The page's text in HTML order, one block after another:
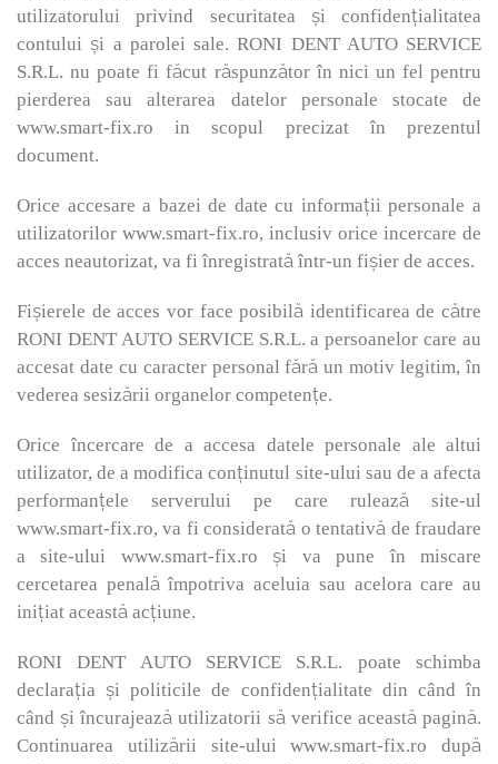
utilizatorului privind securitatea și confidențialitatea
contului și a parolei sale. RONI DENT AUTO SERVICE
S.R.L. nu poate fi făcut răspunzător în nici un fel pentru
pierderea sau alterarea datelor personale stocate de
www.smart-fix.ro in scopul precizat în prezentul
document.
Orice accesare a bazei de date cu informații personale a
utilizatorilor www.smart-fix.ro, inclusiv orice incercare de
acces neautorizat, va fi înregistrată într-un fișier de acces.
Fișierele de acces vor face posibilă identificarea de către
RONI DENT AUTO SERVICE S.R.L. a persoanelor care au
accesat date cu caracter personal fără un motiv legitim, în
vederea sesizării organelor competențe.
Orice încercare de a accesa datele personale ale altui
utilizator, de a modifica conținutul site-ului sau de a afecta
performanțele serverului pe care rulează site-ul
www.smart-fix.ro, va fi considerată o tentativă de fraudare
a site-ului www.smart-fix.ro și va pune în miscare
cercetarea penală împotriva aceluia sau acelora care au
inițiat această acțiune.
RONI DENT AUTO SERVICE S.R.L. poate schimba
declarația și politicile de confidențialitate din când în
când și încurajează utilizatorii să verifice această pagină.
Continuarea utilizării site-ului www.smart-fix.ro după